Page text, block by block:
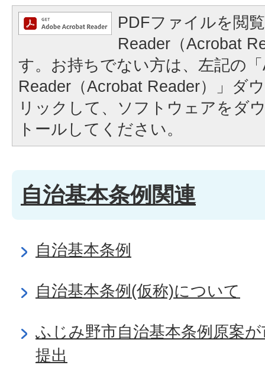
PDFファイルを閲
Reader（Acrobat
す。お持ちでない方は、左記の
Reader（Acrobat Reader）」ダ
リックして、ソフトウェアをダ
トールしてください。
自治基本条例関連
自治基本条例
自治基本条例(仮称)について
ふじみ野市自治基本条例原案
提出